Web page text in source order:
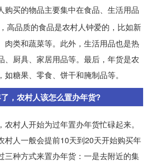
购买的物品主要集中在食品、生活用品
高品质的食品是农村人钟爱的，比如新
肉类和蔬菜等。此外，生活用品也是热
、厨具、家居用品等。最后，年货是农
糖果、零食、饼干和腌制品等。
，农村人该怎么置办年货?
村人开始为过年置办年货忙碌起来。
村人一般会提前10天到20天开始购买年
三种方式来置办年货：一是去附近的集